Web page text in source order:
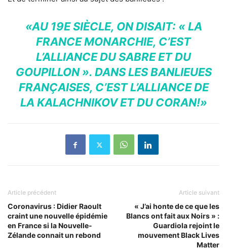
«AU 19E SIÈCLE, ON DISAIT: « LA
FRANCE MONARCHIE, C’EST
L’ALLIANCE DU SABRE ET DU
GOUPILLON ». DANS LES BANLIEUES
FRANÇAISES, C’EST L’ALLIANCE DE
LA KALACHNIKOV ET DU CORAN!»
Article précédent
Coronavirus : Didier Raoult
craint une nouvelle épidémie
en France si la Nouvelle-
Zélande connait un rebond
Article suivant
« J’ai honte de ce que les
Blancs ont fait aux Noirs » :
Guardiola rejoint le
mouvement Black Lives
Matter